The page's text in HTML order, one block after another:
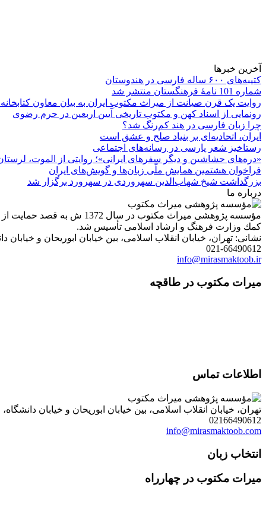
آخرین خبرها
کتیبه‌های ۶۰۰ ساله فارسی در هندوستان
شماره 101 نامۀ فرهنگستان منتشر شد
روایت یک قرن صیانت از میراث مکتوب ایران به بیان معاون
رونمایی از اسناد کهن و مکتوب تاریخی آیین اربعین در حرم رضوی
چرا زبان فارسی در هند کم‌رنگ شد؟
ایران، اتحادیه‌ای بر بنیاد صلح و عشق است
رستاخیز شعر پارسی در رسانه‌های اجتماعی
«دره‌های حشاشین و دیگر سفرهای ایرانی»؛ روایتی از الموت، لرستان
فراخوان هشتمین همایش ملّی زبان‌ها و گویش‌های ایران
بزرگداشت شیخ شهاب‌الدین سهروردی در سهرورد برگزار شد
درباره ما
مؤسسه پژوهشی میراث
كمك وزارت فرهنگ و ارشاد اسلامی تأسیس شد.
نشانی: تهران، خیابان انقلاب اسلامی، بین خیابان ابوریحان و خیابان دانشگاه، شمارۀ 1182
021-66490612
info@mirasmaktoob.ir
میرات مکتوب در طاقچه
اطلاعات تماس
تهران، خیابان انقلاب اسلامی، بین خیابان ابوریحان و خیابان دانشگاه، شمارۀ 1182 (ساختمان فروردین)، طبقۀ دوم، واحد 8 ، روابط عمومی مؤسسه پژوهی میراث مکتوب؛
02166490612
info@mirasmaktoob.com
انتخاب زبان
میرات مکتوب در چهارراه